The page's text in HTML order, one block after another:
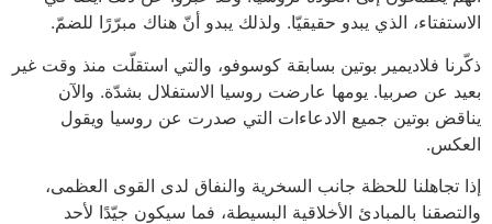
الاستفتاء، الذي يبدو حقيقيّا. ولذلك يبدو أنّ هناك مبرّرًا للضمّ.
ذكّرنا فلاديمير بوتين بسابقة كوسوفو، والتي استقلّت منذ وقت غير
بعيد عن صربيا. يومها عارضت روسيا الاستفلال بشدّة. والآن
يناقض بوتين جميع الادعاءات التي صدرت عن روسيا ويقول
العكس.
إذا تجاهلنا للحظة جانب السخرية والنفاق لدى القوى العظمى،
والتصقنا بالمبادئ الأخلاقية البسيطة، فما سيكون جيّدًا لأحد